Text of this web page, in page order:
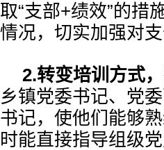
取“支部+绩效”的措
情况，切实加强对
2.转变培训方式
乡镇党委书记、党
书记，使他们能够
时能直接指导组级